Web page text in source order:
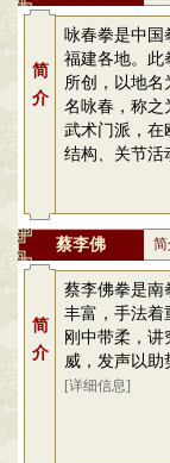
简
介
咏春拳是中国
福建各地。此
所创，以地名
名咏春，称之
武术门派，在
结构、关节活
蔡李佛
简
介
蔡李佛拳是南
丰富，手法着
刚中带柔，讲
威，发声以助
[详细信息]